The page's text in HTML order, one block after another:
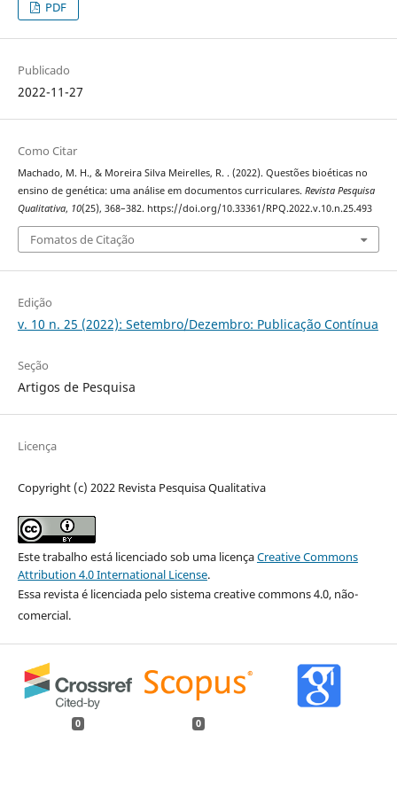
PDF
Publicado
2022-11-27
Como Citar
Machado, M. H., & Moreira Silva Meirelles, R. . (2022). Questões bioéticas no
ensino de genética: uma análise em documentos curriculares. Revista Pesquisa
Qualitativa, 10(25), 368–382. https://doi.org/10.33361/RPQ.2022.v.10.n.25.493
Fomatos de Citação
Edição
v. 10 n. 25 (2022): Setembro/Dezembro: Publicação Contínua
Seção
Artigos de Pesquisa
Licença
Copyright (c) 2022 Revista Pesquisa Qualitativa
Este trabalho está licenciado sob uma licençaCreative Commons
Attribution 4.0 International License.
Essa revista é licenciada pelo sistema creative commons 4.0, não-
comercial.
0 0